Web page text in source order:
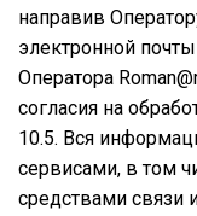
направив
электронной
Оператора
согласия на
10.5. Вся
сервисами, в том
средствами связи